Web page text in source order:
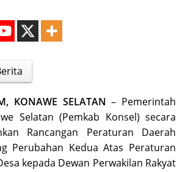
KONAWE SELATAN – Pemerintah
Selatan (Pemkab Konsel) secara
Rancangan Peraturan Daerah
Perubahan Kedua Atas Peraturan
kepada Dewan Perwakilan Rakyat